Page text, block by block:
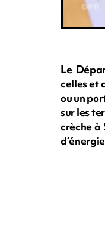
Le
celles et
ou un
sur les
crèche à